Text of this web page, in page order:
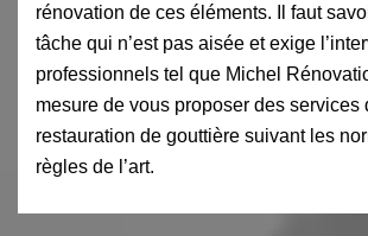
rénovation de ces éléments. Il faut
tâche qui n’est pas aisée et exige
professionnels tel que Michel
mesure de vous proposer des services
restauration de gouttière suivant les
règles de l’art.